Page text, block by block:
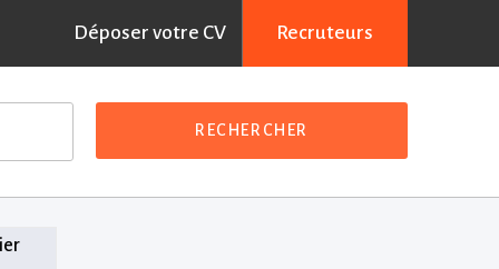
Déposer votre CV Recruteurs
RECHERCHER